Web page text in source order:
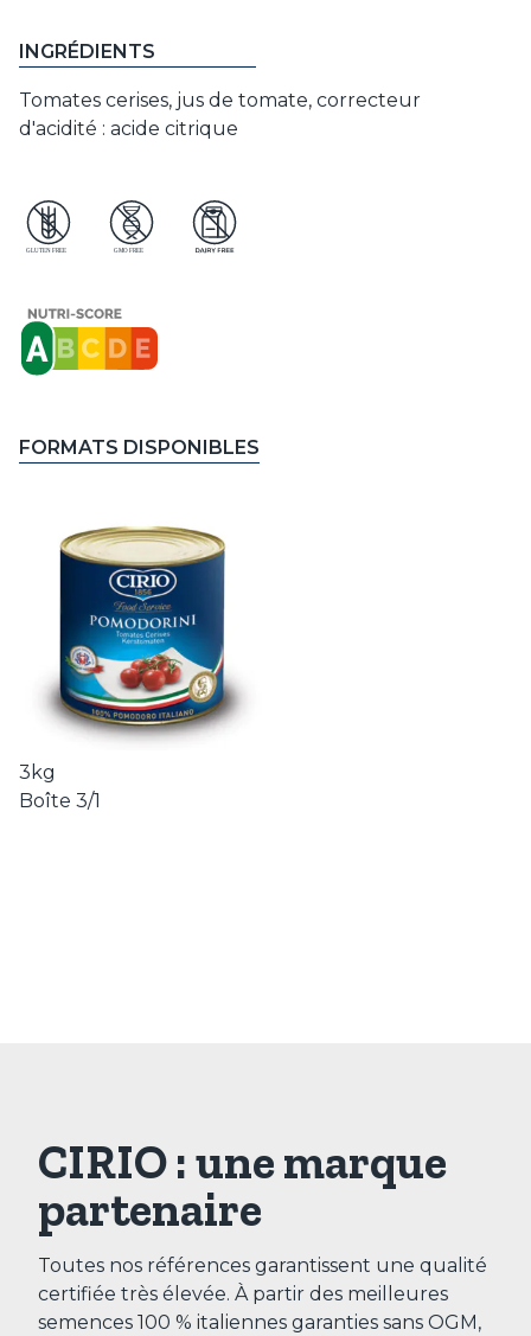
INGRÉDIENTS
Tomates cerises, jus de tomate, correcteur
d'acidité : acide citrique
FORMATS DISPONIBLES
3kg
Boîte 3/1
CIRIO : une marque
partenaire
Toutes nos références garantissent une qualité
certifiée très élevée. À partir des meilleures
semences 100 % italiennes garanties sans OGM,